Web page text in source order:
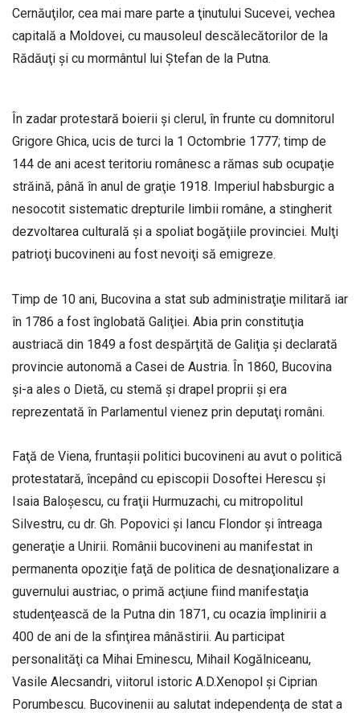
Cernăuţilor, cea mai mare parte a ţinutului Sucevei, vechea
capitală a Moldovei, cu mausoleul descălecătorilor de la
Rădăuţi şi cu mormântul lui Ştefan de la Putna.
În zadar protestară boierii şi clerul, în frunte cu domnitorul
Grigore Ghica, ucis de turci la 1 Octombrie 1777; timp de
144 de ani acest teritoriu românesc a rămas sub ocupaţie
străină, până în anul de graţie 1918. Imperiul habsburgic a
nesocotit sistematic drepturile limbii române, a stingherit
dezvoltarea culturală şi a spoliat bogăţiile provinciei. Mulţi
patrioţi bucovineni au fost nevoiţi să emigreze.
Timp de 10 ani, Bucovina a stat sub administraţie militară iar
în 1786 a fost înglobată Galiţiei. Abia prin constituţia
austriacă din 1849 a fost despărţită de Galiţia şi declarată
provincie autonomă a Casei de Austria. În 1860, Bucovina
şi-a ales o Dietă, cu stemă şi drapel proprii şi era
reprezentată în Parlamentul vienez prin deputaţi români.
Faţă de Viena, fruntaşii politici bucovineni au avut o politică
protestatară, începând cu episcopii Dosoftei Herescu şi
Isaia Baloşescu, cu fraţii Hurmuzachi, cu mitropolitul
Silvestru, cu dr. Gh. Popovici şi Iancu Flondor şi întreaga
generaţie a Unirii. Românii bucovineni au manifestat in
permanenta opoziţie faţă de politica de desnaţionalizare a
guvernului austriac, o primă acţiune fiind manifestaţia
studenţească de la Putna din 1871, cu ocazia împlinirii a
400 de ani de la sfinţirea mânăstirii. Au participat
personalităţi ca Mihai Eminescu, Mihail Kogălniceanu,
Vasile Alecsandri, viitorul istoric A.D.Xenopol şi Ciprian
Porumbescu. Bucovinenii au salutat independenţa de stat a